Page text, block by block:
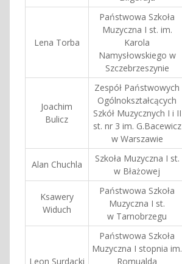
Lena Torba
Państwowa Szkoła
Muzyczna I st. im.
Karola
Namysłowskiego w
Szczebrzeszynie
Joachim
Bulicz
Zespół Państwowych
Ogólnokształcących
Szkół Muzycznych I i II
st. nr 3 im. G.Bacewicz
w Warszawie
Alan Chuchla
Szkoła Muzyczna I st.
w Błażowej
Ksawery
Widuch
Państwowa Szkoła
Muzyczna I st.
w Tarnobrzegu
Leon Surdacki
Państwowa Szkoła
Muzyczna I stopnia im.
Romualda